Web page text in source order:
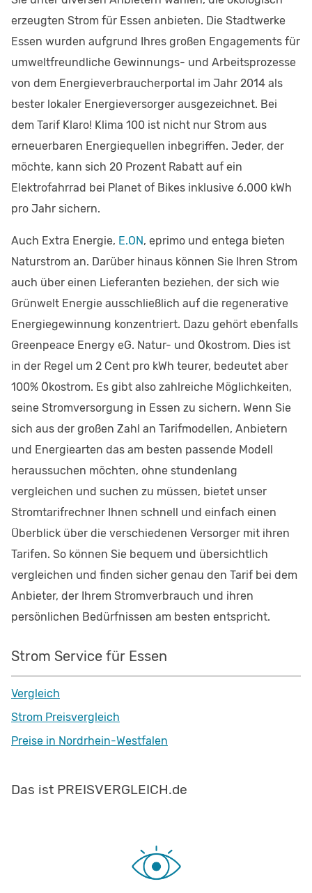
erzeugten Strom für Essen anbieten. Die Stadtwerke
Essen wurden aufgrund Ihres großen Engagements für
umweltfreundliche Gewinnungs- und Arbeitsprozesse
von dem Energieverbraucherportal im Jahr 2014 als
bester lokaler Energieversorger ausgezeichnet. Bei
dem Tarif Klaro! Klima 100 ist nicht nur Strom aus
erneuerbaren Energiequellen inbegriffen. Jeder, der
möchte, kann sich 20 Prozent Rabatt auf ein
Elektrofahrrad bei Planet of Bikes inklusive 6.000 kWh
pro Jahr sichern.
Auch Extra Energie, E.ON, eprimo und entega bieten
Naturstrom an. Darüber hinaus können Sie Ihren Strom
auch über einen Lieferanten beziehen, der sich wie
Grünwelt Energie ausschließlich auf die regenerative
Energiegewinnung konzentriert. Dazu gehört ebenfalls
Greenpeace Energy eG. Natur- und Ökostrom. Dies ist
in der Regel um 2 Cent pro kWh teurer, bedeutet aber
100% Ökostrom. Es gibt also zahlreiche Möglichkeiten,
seine Stromversorgung in Essen zu sichern. Wenn Sie
sich aus der großen Zahl an Tarifmodellen, Anbietern
und Energiearten das am besten passende Modell
heraussuchen möchten, ohne stundenlang
vergleichen und suchen zu müssen, bietet unser
Stromtarifrechner Ihnen schnell und einfach einen
Überblick über die verschiedenen Versorger mit ihren
Tarifen. So können Sie bequem und übersichtlich
vergleichen und finden sicher genau den Tarif bei dem
Anbieter, der Ihrem Stromverbrauch und ihren
persönlichen Bedürfnissen am besten entspricht.
Strom Service für Essen
Vergleich
Strom Preisvergleich
Preise in Nordrhein-Westfalen
Das ist PREISVERGLEICH.de